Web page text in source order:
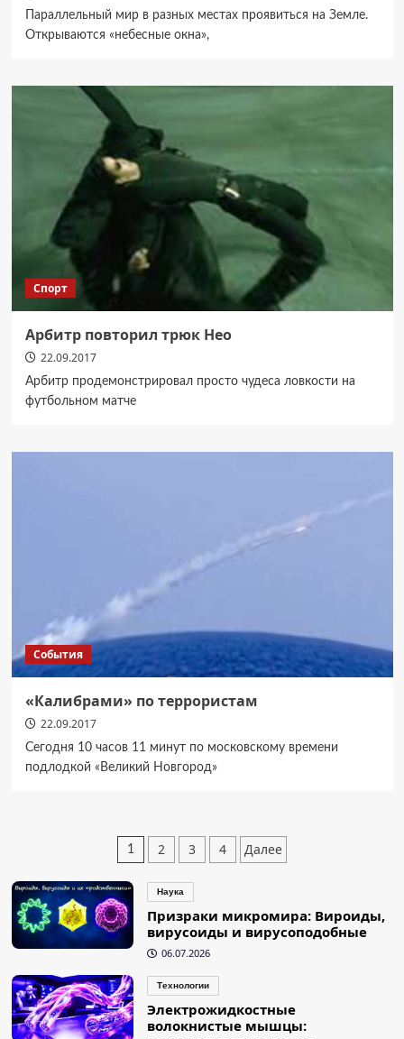
Параллельный мир в разных местах проявиться на Земле.
Открываются «небесные окна»,
Спорт
Арбитр повторил трюк Нео
22.09.2017
Арбитр продемонстрировал просто чудеса ловкости на
футбольном матче
События
«Калибрами» по террористам
22.09.2017
Сегодня 10 часов 11 минут по московскому времени
подлодкой «Великий Новгород»
Пагинация
записей
1 2 3 4 Далее
Наука
Призраки микромира: Вироиды,
вирусоиды и вирусоподобные
06.07.2026
Технологии
Электрожидкостные
волокнистые мышцы: